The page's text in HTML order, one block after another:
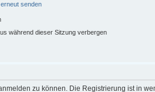
senden
während dieser Sitzung verbergen
zu können. Die Registrierung ist in